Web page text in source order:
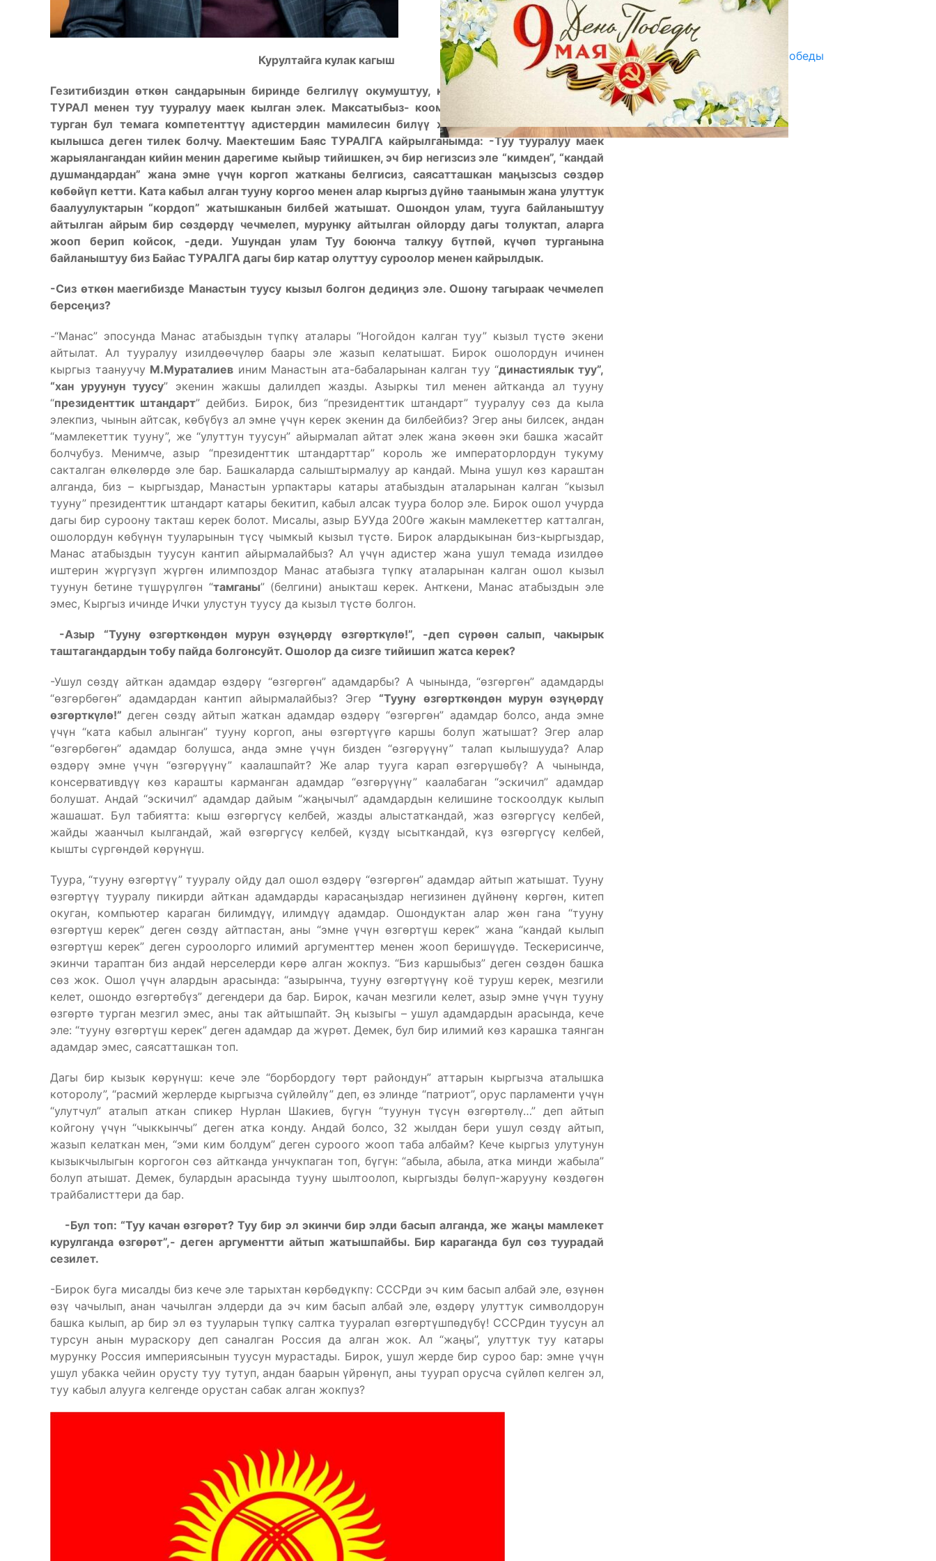
Курултайга кулак кагыш
Гезитибиздин өткөн сандарынын биринде белгилүү окумуштуу, кыргыз таануучу, акын Баяс
ТУРАЛ менен туу тууралуу маек кылган элек. Максатыбыз- коомчулуктун бүйүрүн кызытып
турган бул темага компетенттүү адистердин мамилесин билүү жана салмак менен мамиле
кылышса деген тилек болчу. Маектешим Баяс ТУРАЛГА кайрылганымда: -Туу тууралуу маек
жарыялангандан кийин менин дарегиме кыйыр тийишкен, эч бир негизсиз эле “кимден”, “кандай
душмандардан” жана эмне үчүн коргоп жатканы белгисиз, саясатташкан маңызсыз сөздөр
көбөйүп кетти. Ката кабыл алган тууну коргоо менен алар кыргыз дүйнө таанымын жана улуттук
баалуулуктарын “кордоп” жатышканын билбей жатышат. Ошондон улам, тууга байланыштуу
айтылган айрым бир сөздөрдү чечмелеп, мурунку айтылган ойлорду дагы толуктап, аларга
жооп берип койсок, -деди. Ушундан улам Туу боюнча талкуу бүтпөй, күчөп турганына
байланыштуу биз Байас ТУРАЛГА дагы бир катар олуттуу суроолор менен кайрылдык.
-Сиз өткөн маегибизде Манастын туусу кызыл болгон дедиңиз эле. Ошону тагыраак чечмелеп
берсеңиз?
-“Манас” эпосунда Манас атабыздын түпкү аталары “Ногойдон калган туу” кызыл түстө экени
айтылат. Ал тууралуу изилдөөчүлөр баары эле жазып келатышат. Бирок ошолордун ичинен
кыргыз таануучу М.Мураталиев иним Манастын ата-бабаларынан калган туу “династиялык туу”,
“хан уруунун туусу” экенин жакшы далилдеп жазды. Азыркы тил менен айтканда ал тууну
“президенттик штандарт” дейбиз. Бирок, биз “президенттик штандарт” тууралуу сөз да кыла
элекпиз, чынын айтсак, көбүбүз ал эмне үчүн керек экенин да билбейбиз? Эгер аны билсек, андан
“мамлекеттик тууну”, же “улуттун туусун” айырмалап айтат элек жана экөөн эки башка жасайт
болчубуз. Менимче, азыр “президенттик штандарттар” король же императорлордун тукуму
сакталган өлкөлөрдө эле бар. Башкаларда салыштырмалуу ар кандай. Мына ушул көз караштан
алганда, биз – кыргыздар, Манастын урпактары катары атабыздын аталарынан калган “кызыл
тууну” президенттик штандарт катары бекитип, кабыл алсак туура болор эле. Бирок ошол учурда
дагы бир суроону такташ керек болот. Мисалы, азыр БУУда 200гө жакын мамлекеттер катталган,
ошолордун көбүнүн тууларынын түсү чымкый кызыл түстө. Бирок алардыкынан биз-кыргыздар,
Манас атабыздын туусун кантип айырмалайбыз? Ал үчүн адистер жана ушул темада изилдөө
иштерин жүргүзүп жүргөн илимпоздор Манас атабызга түпкү аталарынан калган ошол кызыл
туунун бетине түшүрүлгөн “тамганы” (белгини) аныкташ керек. Анткени, Манас атабыздын эле
эмес, Кыргыз ичинде Ички улустун туусу да кызыл түстө болгон.
-Азыр “Тууну өзгөрткөндөн мурун өзүңөрдү өзгөрткүлө!”, -деп сүрөөн салып, чакырык
таштагандардын тобу пайда болгонсуйт. Ошолор да сизге тийишип жатса керек?
-Ушул сөздү айткан адамдар өздөрү “өзгөргөн” адамдарбы? А чынында, “өзгөргөн” адамдарды
“өзгөрбөгөн” адамдардан кантип айырмалайбыз? Эгер “Тууну өзгөрткөндөн мурун өзүңөрдү
өзгөрткүлө!” деген сөздү айтып жаткан адамдар өздөрү “өзгөргөн” адамдар болсо, анда эмне
үчүн “ката кабыл алынган” тууну коргоп, аны өзгөртүүгө каршы болуп жатышат? Эгер алар
“өзгөрбөгөн” адамдар болушса, анда эмне үчүн бизден “өзгөрүүнү” талап кылышууда? Алар
өздөрү эмне үчүн “өзгөрүүнү” каалашпайт? Же алар тууга карап өзгөрүшөбү? А чынында,
консервативдүү көз карашты карманган адамдар “өзгөрүүнү” каалабаган “эскичил” адамдар
болушат. Андай “эскичил” адамдар дайым “жаңычыл” адамдардын келишине тоскоолдук кылып
жашашат. Бул табиятта: кыш өзгөргүсү келбей, жазды алыстаткандай, жаз өзгөргүсү келбей,
жайды жаанчыл кылгандай, жай өзгөргүсү келбей, күздү ысыткандай, күз өзгөргүсү келбей,
кышты сүргөндөй көрүнүш.
Туура, “тууну өзгөртүү” тууралу ойду дал ошол өздөрү “өзгөргөн” адамдар айтып жатышат. Тууну
өзгөртүү тууралу пикирди айткан адамдарды карасаңыздар негизинен дүйнөнү көргөн, китеп
окуган, компьютер караган билимдүү, илимдүү адамдар. Ошондуктан алар жөн гана “тууну
өзгөртүш керек” деген сөздү айтпастан, аны “эмне үчүн өзгөртүш керек” жана “кандай кылып
өзгөртүш керек” деген суроолорго илимий аргументтер менен жооп беришүүдө. Тескерисинче,
экинчи тараптан биз андай нерселерди көрө алган жокпуз. “Биз каршыбыз” деген сөздөн башка
сөз жок. Ошол үчүн алардын арасында: “азырынча, тууну өзгөртүүнү коё туруш керек, мезгили
келет, ошондо өзгөртөбүз” дегендери да бар. Бирок, качан мезгили келет, азыр эмне үчүн тууну
өзгөртө турган мезгил эмес, аны так айтышпайт. Эң кызыгы – ушул адамдардын арасында, кече
эле: “тууну өзгөртүш керек” деген адамдар да жүрөт. Демек, бул бир илимий көз карашка таянган
адамдар эмес, саясатташкан топ.
Дагы бир кызык көрүнүш: кече эле “борбордогу төрт райондун” аттарын кыргызча аталышка
которолу”, “расмий жерлерде кыргызча сүйлөйлү” деп, өз элинде “патриот”, орус парламенти үчүн
“улутчул” аталып аткан спикер Нурлан Шакиев, бүгүн “туунун түсүн өзгөртөлү…” деп айтып
койгону үчүн “чыккынчы” деген атка конду. Андай болсо, 32 жылдан бери ушул сөздү айтып,
жазып келаткан мен, “эми ким болдум” деген суроого жооп таба албайм? Кече кыргыз улутунун
кызыкчылыгын коргогон сөз айтканда унчукпаган топ, бүгүн: “абыла, абыла, атка минди жабыла”
болуп атышат. Демек, булардын арасында тууну шылтоолоп, кыргызды бөлүп-жарууну көздөгөн
трайбалисттери да бар.
-Бул топ: “Туу качан өзгөрөт? Туу бир эл экинчи бир элди басып алганда, же жаңы мамлекет
курулганда өзгөрөт”,- деген аргументти айтып жатышпайбы. Бир караганда бул сөз туурадай
сезилет.
-Бирок буга мисалды биз кече эле тарыхтан көрбөдүкпү: СССРди эч ким басып албай эле, өзүнөн
өзү чачылып, анан чачылган элдерди да эч ким басып албай эле, өздөрү улуттук символдорун
башка кылып, ар бир эл өз тууларын түпкү салтка тууралап өзгөртүшпөдүбү! СССРдин туусун ал
турсун анын мураскору деп саналган Россия да алган жок. Ал “жаңы”, улуттук туу катары
мурунку Россия империясынын туусун мурастады. Бирок, ушул жерде бир суроо бар: эмне үчүн
ушул убакка чейин орусту туу тутуп, андан баарын үйрөнүп, аны туурап орусча сүйлөп келген эл,
туу кабыл алууга келгенде орустан сабак алган жокпуз?
Улуу Жеңиштин жандуу сөзү
29.04.2025
Награды в преддверии Дня Победы
29.04.2025